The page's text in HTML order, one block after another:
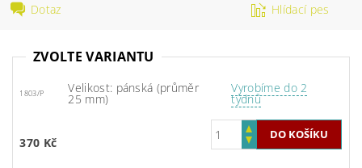
Dotaz Hlídací pes
ZVOLTE VARIANTU
1803/P Velikost: pánská (průměr
25 mm)
Vyrobíme do 2
týdnů
370 Kč